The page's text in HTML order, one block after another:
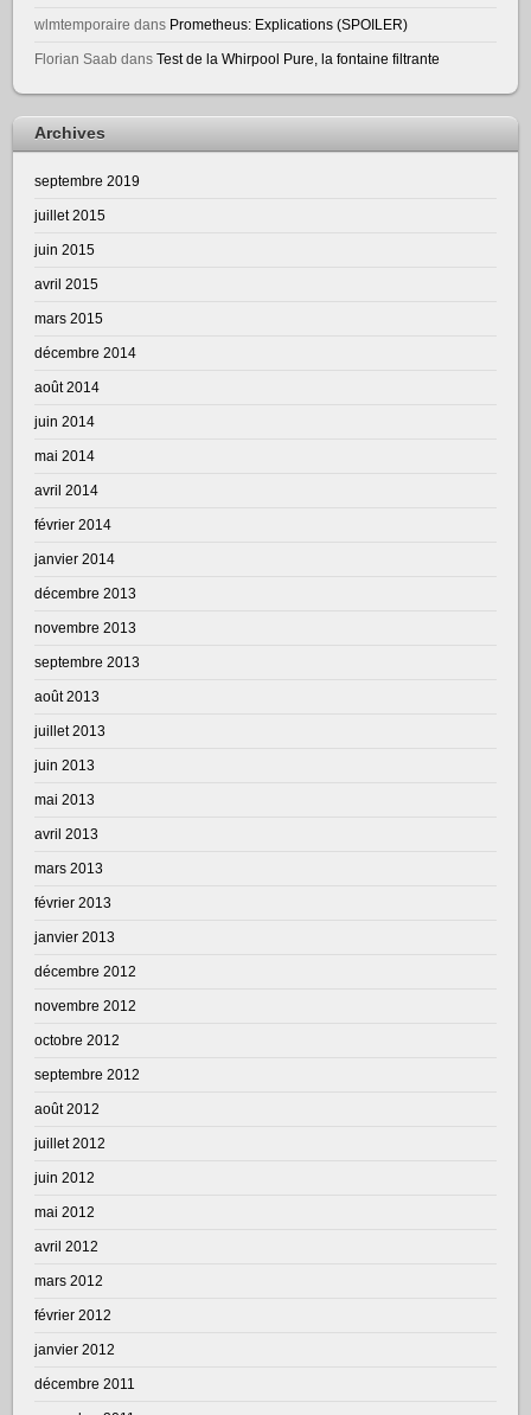
wlmtemporaire dans Prometheus: Explications (SPOILER)
Florian Saab dansTest de la Whirpool Pure, la fontaine filtrante
Archives
septembre 2019
juillet 2015
juin 2015
avril 2015
mars 2015
décembre 2014
août 2014
juin 2014
mai 2014
avril 2014
février 2014
janvier 2014
décembre 2013
novembre 2013
septembre 2013
août 2013
juillet 2013
juin 2013
mai 2013
avril 2013
mars 2013
février 2013
janvier 2013
décembre 2012
novembre 2012
octobre 2012
septembre 2012
août 2012
juillet 2012
juin 2012
mai 2012
avril 2012
mars 2012
février 2012
janvier 2012
décembre 2011